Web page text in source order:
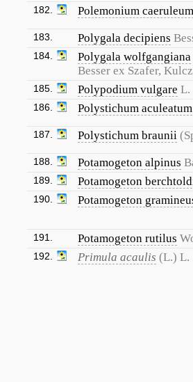
182. Polemonium caeruleum
183. Polygala decipiens
184.
Polygala wolfgangiana
Besser ex Szafer,
185. Polypodium vulgare L.
186. Polystichum aculeatum
187. Polystichum braunii
188. Potamogeton alpinus
189. Potamogeton
190. Potamogeton
191. Potamogeton rutilus
192. Primula acaulis (L.) L.